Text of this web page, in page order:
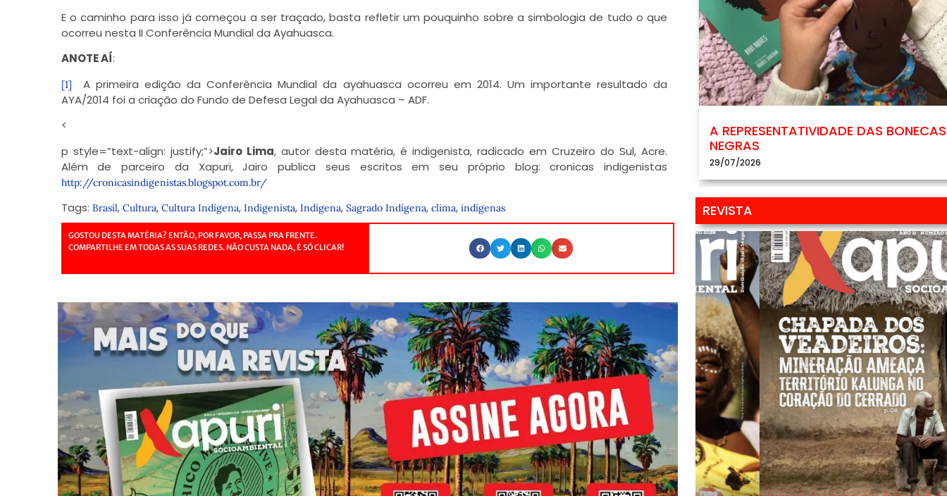
E o caminho para isso já começou a ser traçado, basta refletir um pouquinho sobre a simbologia de tudo o que
ocorreu nesta II Conferência Mundial da Ayahuasca.
ANOTE AÍ:
[1]
A primeira edição da Conferência Mundial da ayahuasca ocorreu em 2014. Um importante resultado da
AYA/2014 foi a criação do Fundo de Defesa Legal da Ayahuasca – ADF.
<
p style=”text-align: justify;”>Jairo Lima, autor desta matéria, é indigenista, radicado em Cruzeiro do Sul, Acre.
Além de parceiro da Xapuri, Jairo publica seus escritos em seu próprio blog: cronicas indigenistas
http://cronicasindigenistas.blogspot.com.br/
Tags: Brasil, Cultura, Cultura Indígena, Indigenista, Indígena, Sagrado Indígena, clima, indígenas
GOSTOU DESTA MATÉRIA? ENTÃO, POR FAVOR, PASSA PRA FRENTE.
COMPARTILHE EM TODAS AS SUAS REDES. NÃO CUSTA NADA, É SÓ CLICAR!
A REPRESENTATIVIDADE DAS BONECAS
NEGRAS
29/07/2026
REVISTA